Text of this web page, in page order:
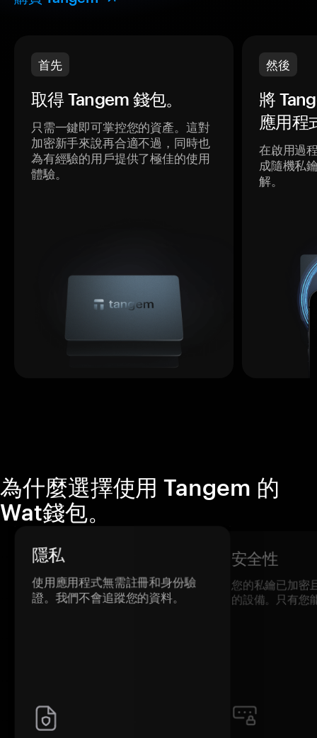
首先
取得 Tangem 錢包。
只需一鍵即可掌控您的資產。這對
加密新手來說再合適不過，同時也
為有經驗的用戶提供了極佳的使用
體驗。
然後
將
應用程
在啟用過
成隨機私
解。
為什麼選擇使用 Tangem 的
Wat錢包。
隱私
使用應用程式無需註冊和身份驗
證。我們不會追蹤您的資料。
安全性
您的私鑰已加密
的設備。只有您